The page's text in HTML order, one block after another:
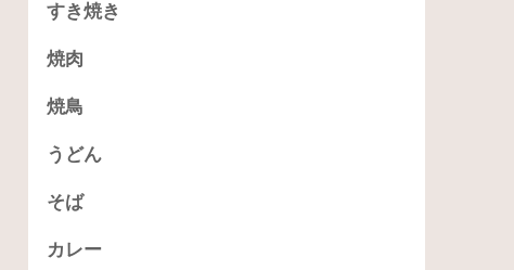
すき焼き
焼肉
焼鳥
うどん
そば
カレー